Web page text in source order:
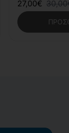
27,00€